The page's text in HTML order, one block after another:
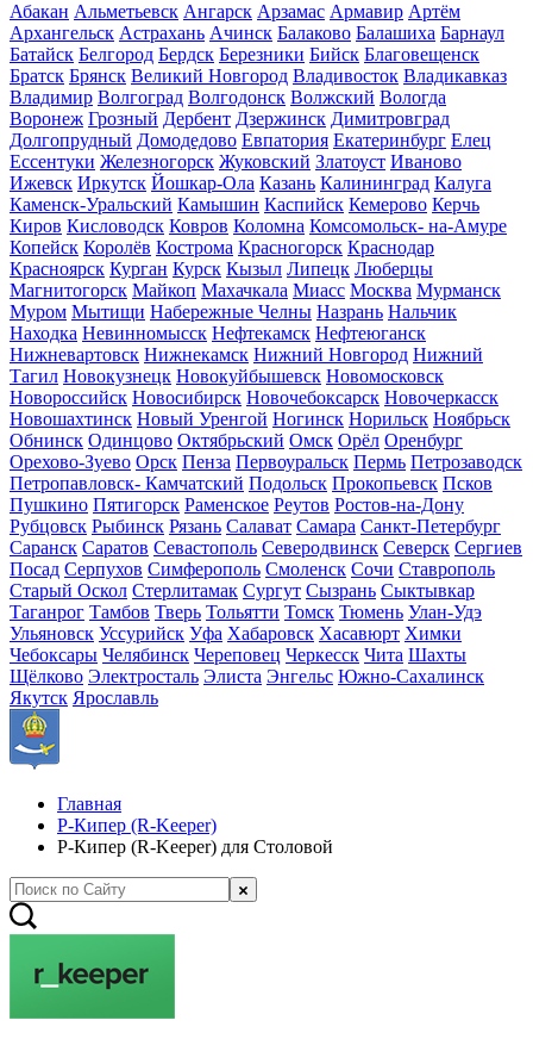
Абакан Альметьевск Ангарск Арзамас Армавир Артём
Архангельск Астрахань Ачинск Балаково Балашиха Барнаул
Батайск Белгород Бердск Березники Бийск Благовещенск
Братск Брянск Великий Новгород Владивосток Владикавказ
Владимир Волгоград Волгодонск Волжский Вологда
Воронеж Грозный Дербент Дзержинск Димитровград
Долгопрудный Домодедово Евпатория Екатеринбург Елец
Ессентуки Железногорск Жуковский Златоуст Иваново
Ижевск Иркутск Йошкар-Ола Казань Калининград Калуга
Каменск-Уральский Камышин Каспийск Кемерово Керчь
Киров Кисловодск Ковров Коломна Комсомольск- на-Амуре
Копейск Королёв Кострома Красногорск Краснодар
Красноярск Курган Курск Кызыл Липецк Люберцы
Магнитогорск Майкоп Махачкала Миасс Москва Мурманск
Муром Мытищи Набережные Челны Назрань Нальчик
Находка Невинномысск Нефтекамск Нефтеюганск
Нижневартовск Нижнекамск Нижний Новгород Нижний
Тагил Новокузнецк Новокуйбышевск Новомосковск
Новороссийск Новосибирск Новочебоксарск Новочеркасск
Новошахтинск Новый Уренгой Ногинск Норильск Ноябрьск
Обнинск Одинцово Октябрьский Омск Орёл Оренбург
Орехово-Зуево Орск Пенза Первоуральск Пермь Петрозаводск
Петропавловск- Камчатский Подольск Прокопьевск Псков
Пушкино Пятигорск Раменское Реутов Ростов-на-Дону
Рубцовск Рыбинск Рязань Салават Самара Санкт-Петербург
Саранск Саратов Севастополь Северодвинск Северск Сергиев
Посад Серпухов Симферополь Смоленск Сочи Ставрополь
Старый Оскол Стерлитамак Сургут Сызрань Сыктывкар
Таганрог Тамбов Тверь Тольятти Томск Тюмень Улан-Удэ
Ульяновск Уссурийск Уфа Хабаровск Хасавюрт Химки
Чебоксары Челябинск Череповец Черкесск Чита Шахты
Щёлково Электросталь Элиста Энгельс Южно-Сахалинск
Якутск Ярославль
Главная
Р-Кипер (R-Keeper)
Р-Кипер (R-Keeper) для Столовой